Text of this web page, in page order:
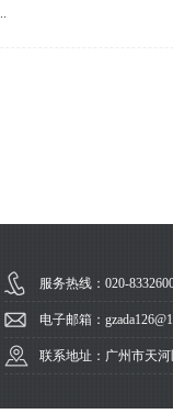
服务热线：020-
电子邮箱：
联系地址：广州市天